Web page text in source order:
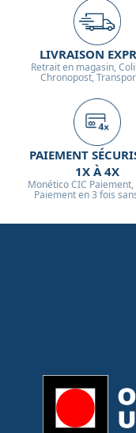
LIVRAISON
Retrait en magasin,
Chronopost,
PAIEMENT
1X À 4X
Monético CIC Paiement,
Paiement en 3 fois